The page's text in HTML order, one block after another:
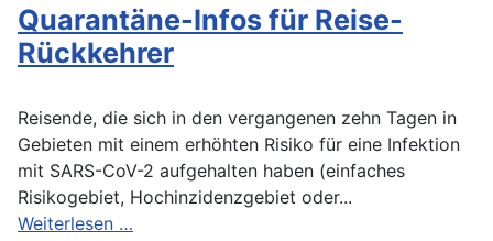
Quarantäne-Infos für Reise-
Rückkehrer
Reisende, die sich in den vergangenen zehn Tagen in
Gebieten mit einem erhöhten Risiko für eine Infektion
mit SARS-CoV-2 aufgehalten haben (einfaches
Risikogebiet, Hochinzidenzgebiet oder...
Weiterlesen …